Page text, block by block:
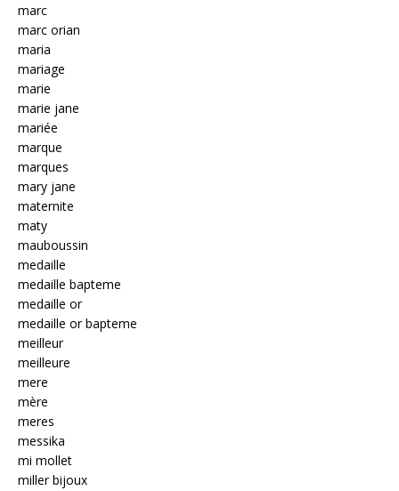
marc
marc orian
maria
mariage
marie
marie jane
mariée
marque
marques
mary jane
maternite
maty
mauboussin
medaille
medaille bapteme
medaille or
medaille or bapteme
meilleur
meilleure
mere
mère
meres
messika
mi mollet
miller bijoux